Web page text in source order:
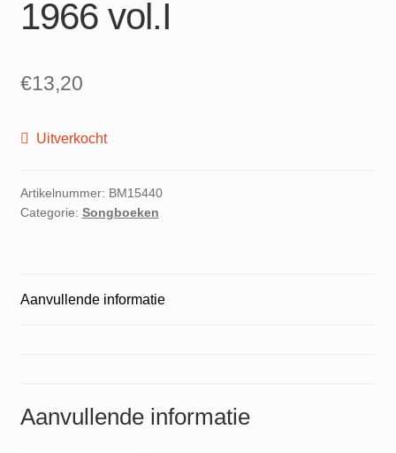
1966 vol.I
€13,20
Uitverkocht
Artikelnummer: BM15440
Categorie: Songboeken
Aanvullende informatie
Aanvullende informatie